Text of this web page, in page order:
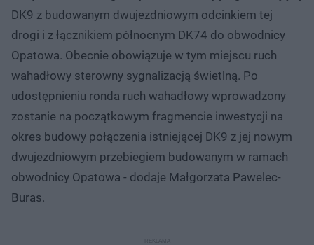
DK9 z budowanym dwujezdniowym odcinkiem tej
drogi i z łącznikiem północnym DK74 do obwodnicy
Opatowa. Obecnie obowiązuje w tym miejscu ruch
wahadłowy sterowny sygnalizacją świetlną. Po
udostępnieniu ronda ruch wahadłowy wprowadzony
zostanie na początkowym fragmencie inwestycji na
okres budowy połączenia istniejącej DK9 z jej nowym
dwujezdniowym przebiegiem budowanym w ramach
obwodnicy Opatowa - dodaje Małgorzata Pawelec-
Buras.